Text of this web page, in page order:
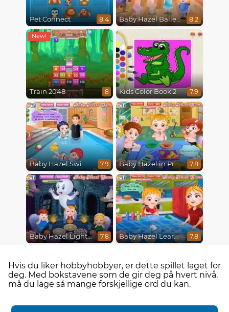
Pet Connect 8.4 Baby Hazel Ballerina Dance 8.2
Train 2048 8 Kids Color Book 2 7.9
Baby Hazel Swimming 7.9 Baby Hazel in Preschool 7.8
Baby Hazel Lighthouse Adventure 7.8 Baby Hazel Learns Colors 7.8
Hvis du liker hobbyhobbyer, er dette spillet laget for
deg. Med bokstavene som de gir deg på hvert nivå,
må du lage så mange forskjellige ord du kan.